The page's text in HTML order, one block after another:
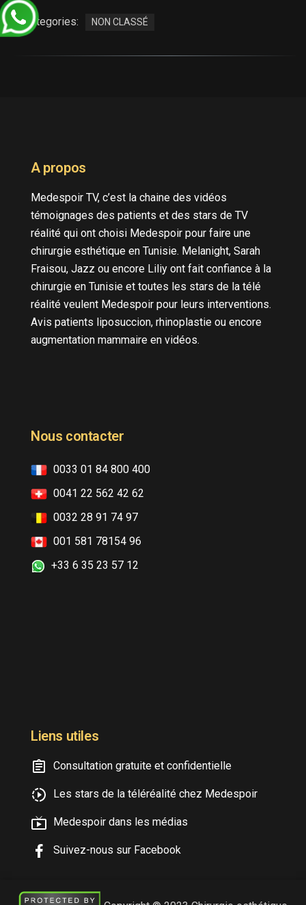
Categories: NON CLASSÉ
A propos
Medespoir TV, c’est la chaine des vidéos
témoignages des patients et des stars de TV
réalité qui ont choisi Medespoir pour faire une
chirurgie esthétique en Tunisie. Melanight, Sarah
Fraisou, Jazz ou encore Liliy ont fait confiance à la
chirurgie en Tunisie et toutes les stars de la télé
réalité veulent Medespoir pour leurs interventions.
Avis patients liposuccion, rhinoplastie ou encore
augmentation mammaire en vidéos.
Nous contacter
0033 01 84 800 400
0041 22 562 42 62
0032 28 91 74 97
001 581 78154 96
+33 6 35 23 57 12
Liens utiles
Consultation gratuite et confidentielle
Les stars de la téléréalité chez Medespoir
Medespoir dans les médias
Suivez-nous sur Facebook